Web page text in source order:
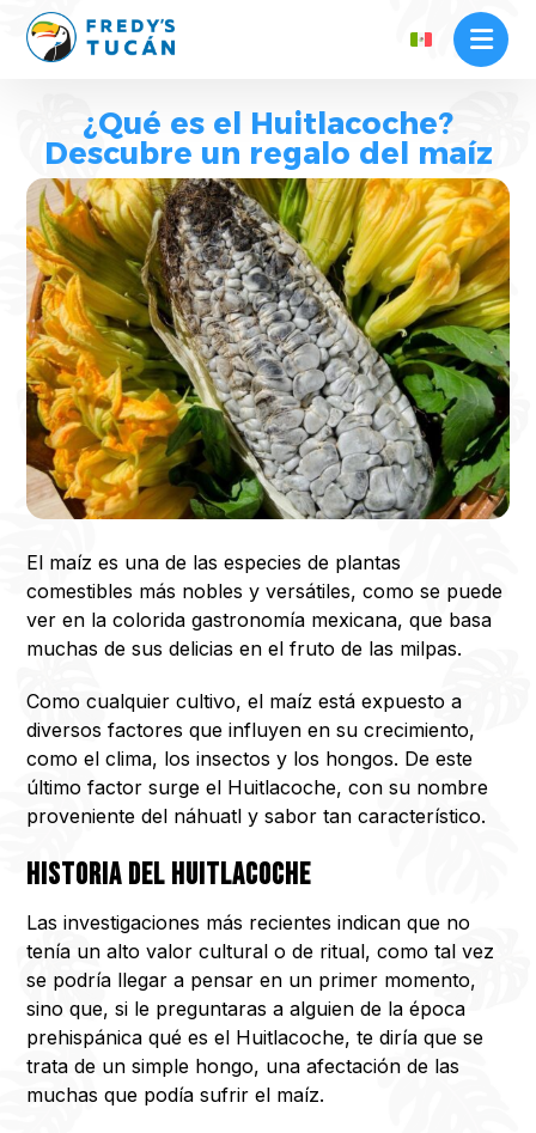
¿Qué es el Huitlacoche?
Descubre un regalo del maíz
El maíz es una de las especies de plantas
comestibles más nobles y versátiles, como se puede
ver en la colorida gastronomía mexicana, que basa
muchas de sus delicias en el fruto de las milpas.
Como cualquier cultivo, el maíz está expuesto a
diversos factores que influyen en su crecimiento,
como el clima, los insectos y los hongos. De este
último factor surge el Huitlacoche, con su nombre
proveniente del náhuatl y sabor tan característico.
Historia del Huitlacoche
Las investigaciones más recientes indican que no
tenía un alto valor cultural o de ritual, como tal vez
se podría llegar a pensar en un primer momento,
sino que, si le preguntaras a alguien de la época
prehispánica qué es el Huitlacoche, te diría que se
trata de un simple hongo, una afectación de las
muchas que podía sufrir el maíz.